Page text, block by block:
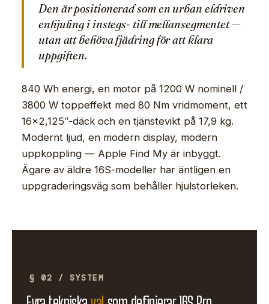
Den är positionerad som en urban eldriven
enhjuling i instegs- till mellansegmentet —
utan att behöva fjädring för att klara
uppgiften.
840 Wh energi, en motor på 1200 W nominell /
3800 W toppeffekt med 80 Nm vridmoment, ett
16×2,125″-däck och en tjänstevikt på 17,9 kg.
Modernt ljud, en modern display, modern
uppkoppling — Apple Find My är inbyggt.
Ägare av äldre 16S-modeller har äntligen en
uppgraderingsväg som behåller hjulstorleken.
§ 02 / SYSTEM